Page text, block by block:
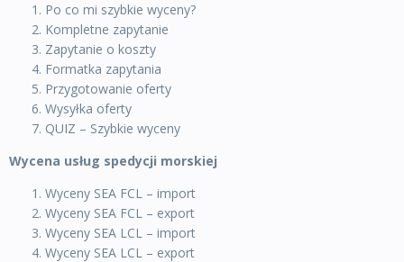
Po co mi szybkie wyceny?
Kompletne zapytanie
Zapytanie o koszty
Formatka zapytania
Przygotowanie oferty
Wysyłka oferty
QUIZ – Szybkie wyceny
Wycena usług spedycji morskiej
Wyceny SEA FCL – import
Wyceny SEA FCL – export
Wyceny SEA LCL – import
Wyceny SEA LCL – export